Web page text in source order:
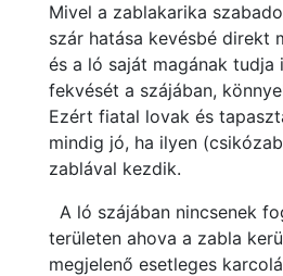
Mivel a zablakarika
szár hatása kevésbé direkt
és a ló saját magának tudja
fekvését a szájában,
Ezért fiatal lovak és
mindig jó, ha ilyen
zablával kezdik.
A ló szájában nincsenek
területen ahova a zabla
megjelenő esetleges